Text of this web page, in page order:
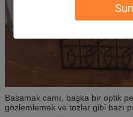
Basamak camı, başka bir optik
gözlemlemek ve tozlar gibi bazı